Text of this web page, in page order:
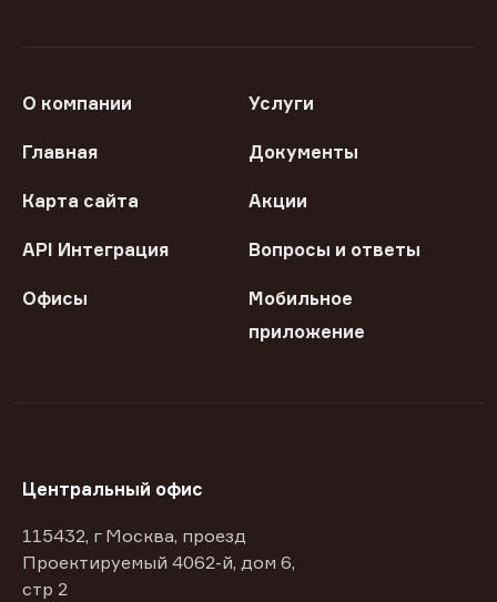
О компании Услуги
Главная Документы
Карта сайта Акции
API Интеграция Вопросы и ответы
Офисы
Мобильное
приложение
Центральный офис
115432, г Москва, проезд
Проектируемый 4062-й, дом 6,
стр 2